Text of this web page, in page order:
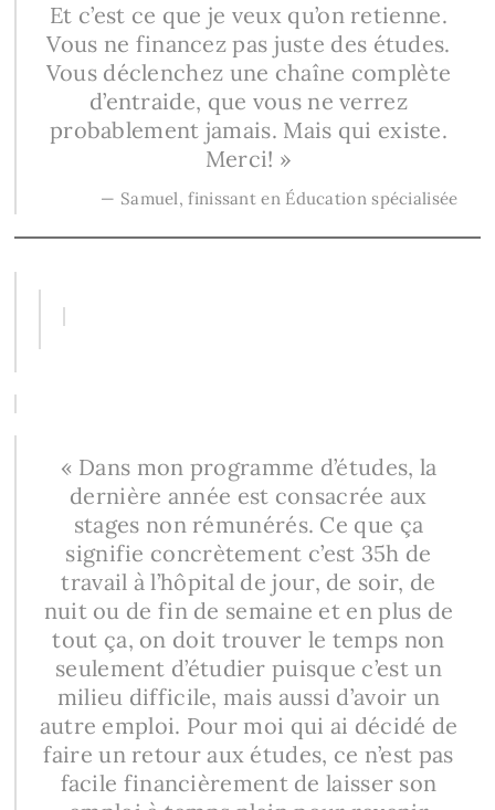
Et c’est ce que je veux qu’on retienne.
Vous ne financez pas juste des études.
Vous déclenchez une chaîne complète
d’entraide, que vous ne verrez
probablement jamais. Mais qui existe.
Merci! »
— Samuel, finissant en Éducation spécialisée
« Dans mon programme d’études, la
dernière année est consacrée aux
stages non rémunérés. Ce que ça
signifie concrètement c’est 35h de
travail à l’hôpital de jour, de soir, de
nuit ou de fin de semaine et en plus de
tout ça, on doit trouver le temps non
seulement d’étudier puisque c’est un
milieu difficile, mais aussi d’avoir un
autre emploi. Pour moi qui ai décidé de
faire un retour aux études, ce n’est pas
facile financièrement de laisser son